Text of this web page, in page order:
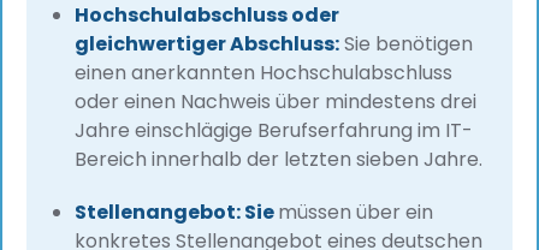
Hochschulabschluss oder
gleichwertiger Abschluss:Sie benötigen
einen anerkannten Hochschulabschluss
oder einen Nachweis über mindestens drei
Jahre einschlägige Berufserfahrung im IT-
Bereich innerhalb der letzten sieben Jahre.
Stellenangebot: Siemüssen über ein
konkretes Stellenangebot eines deutschen